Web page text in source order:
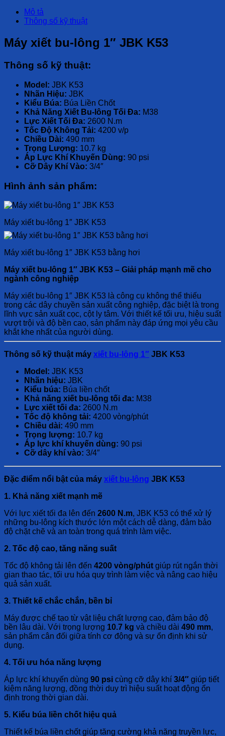
Mô tả
Thông số kỹ thuật
Máy xiết bu-lông 1″ JBK K53
Thông số kỹ thuật:
Model: JBK K53
Nhãn Hiệu: JBK
Kiểu Búa: Búa Liền Chốt
Khả Năng Xiết Bu-lông Tối Đa: M38
Lực Xiết Tối Đa: 2600 N.m
Tốc Độ Không Tải: 4200 v/p
Chiều Dài: 490 mm
Trọng Lượng: 10.7 kg
Áp Lực Khí Khuyến Dùng: 90 psi
Cỡ Dây Khí Vào: 3/4″
Hình ảnh sản phẩm:
Máy xiết bu-lông 1″ JBK K53
Máy xiết bu-lông 1″ JBK K53 bằng hơi
Máy xiết bu-lông 1″ JBK K53 – Giải pháp mạnh mẽ cho
ngành công nghiệp
Máy xiết bu-lông 1″ JBK K53 là công cụ không thể thiếu
trong các dây chuyền sản xuất công nghiệp, đặc biệt là trong
lĩnh vực sản xuất cọc, cột ly tâm. Với thiết kế tối ưu, hiệu suất
vượt trội và độ bền cao, sản phẩm này đáp ứng mọi yêu cầu
khắt khe nhất của người dùng.
Thông số kỹ thuật máy xiết bu-lông 1″ JBK K53
Model: JBK K53
Nhãn hiệu: JBK
Kiểu búa: Búa liền chốt
Khả năng xiết bu-lông tối đa: M38
Lực xiết tối đa: 2600 N.m
Tốc độ không tải: 4200 vòng/phút
Chiều dài: 490 mm
Trọng lượng: 10.7 kg
Áp lực khí khuyến dùng: 90 psi
Cỡ dây khí vào: 3/4″
Đặc điểm nổi bật của máy xiết bu-lông JBK K53
1. Khả năng xiết mạnh mẽ
Với lực xiết tối đa lên đến 2600 N.m, JBK K53 có thể xử lý
những bu-lông kích thước lớn một cách dễ dàng, đảm bảo
độ chặt chẽ và an toàn trong quá trình làm việc.
2. Tốc độ cao, tăng năng suất
Tốc độ không tải lên đến 4200 vòng/phút giúp rút ngắn thời
gian thao tác, tối ưu hóa quy trình làm việc và nâng cao hiệu
quả sản xuất.
3. Thiết kế chắc chắn, bền bỉ
Máy được chế tạo từ vật liệu chất lượng cao, đảm bảo độ
bền lâu dài. Với trọng lượng 10.7 kg và chiều dài 490 mm,
sản phẩm cân đối giữa tính cơ động và sự ổn định khi sử
dụng.
4. Tối ưu hóa năng lượng
Áp lực khí khuyến dùng 90 psi cùng cỡ dây khí 3/4″ giúp tiết
kiệm năng lượng, đồng thời duy trì hiệu suất hoạt động ổn
định trong thời gian dài.
5. Kiểu búa liền chốt hiệu quả
Thiết kế búa liền chốt giúp tăng cường khả năng truyền lực,